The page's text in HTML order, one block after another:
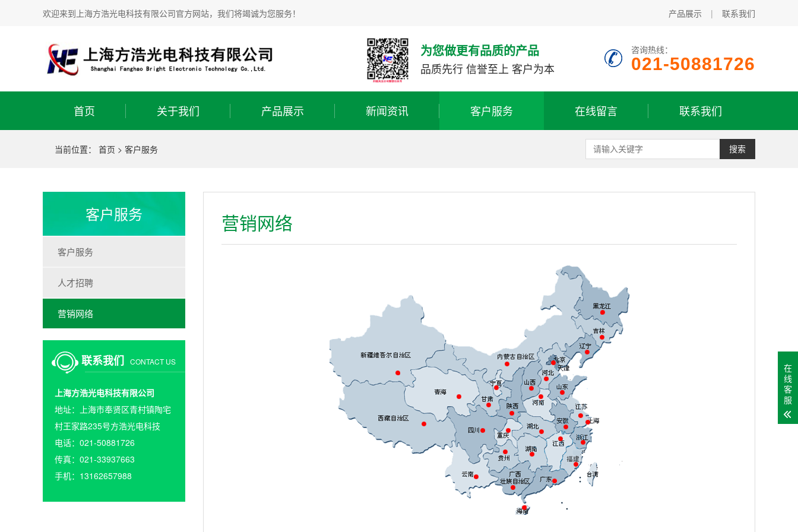
产品展示 | 联系我们
欢迎来到上海方浩光电科技有限公司官方网站，我们将竭诚为您服务！
为您做更有品质的产品
品质先行 信誉至上 客户为本
咨询热线：
021-50881726
首页 关于我们 产品展示 新闻资讯 客户服务 在线留言 联系我们
搜索
当前位置： 首页 > 客户服务
客户服务
客户服务
人才招聘
营销网络
联系我们 CONTACT US
上海方浩光电科技有限公司
地址：上海市奉贤区青村镇陶宅
村王家路235号方浩光电科技
电话：021-50881726
传真：021-33937663
手机：13162657988
营销网络
在
线
客
服